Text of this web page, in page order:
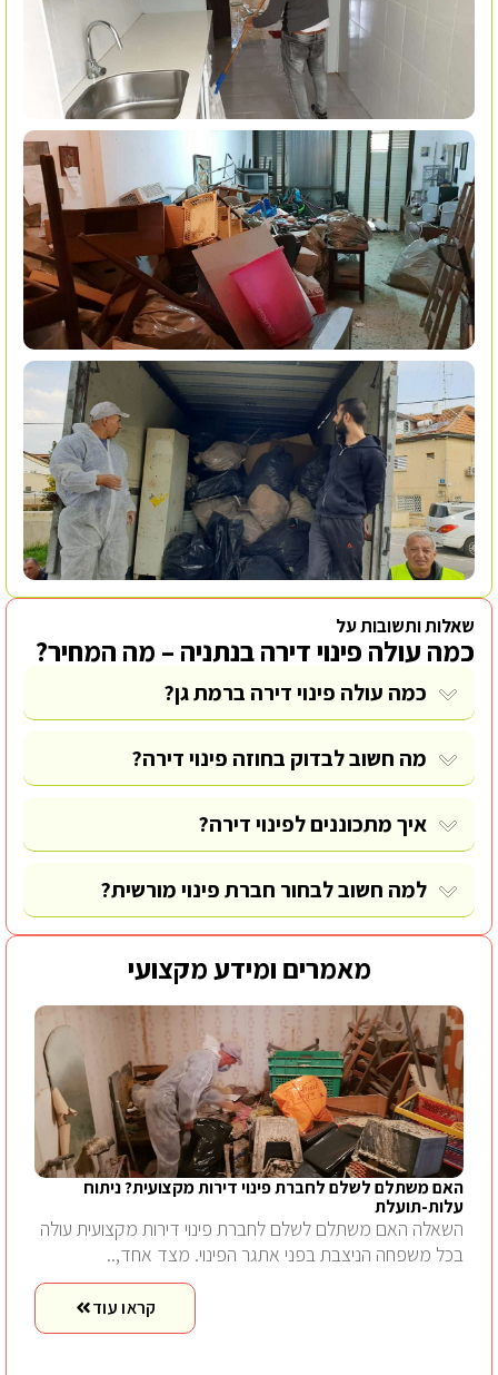
שאלות ותשובות על
כמה עולה פינוי דירה בנתניה – מה המחיר?
כמה עולה פינוי דירה ברמת גן?
מה חשוב לבדוק בחוזה פינוי דירה?
איך מתכוננים לפינוי דירה?
למה חשוב לבחור חברת פינוי מורשית?
מאמרים ומידע מקצועי
האם משתלם לשלם לחברת פינוי דירות מקצועית? ניתוח
עלות-תועלת
השאלה האם משתלם לשלם לחברת פינוי דירות מקצועית עולה
בכל משפחה הניצבת בפני אתגר הפינוי. מצד אחד,..
קראו עוד